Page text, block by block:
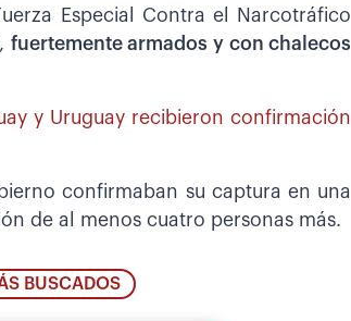
Especial Contra el Narcotráfico
fuertemente armados y con chalecos
y Uruguay recibieron confirmación
confirmaban su captura en una
de al menos cuatro personas más.
BUSCADOS